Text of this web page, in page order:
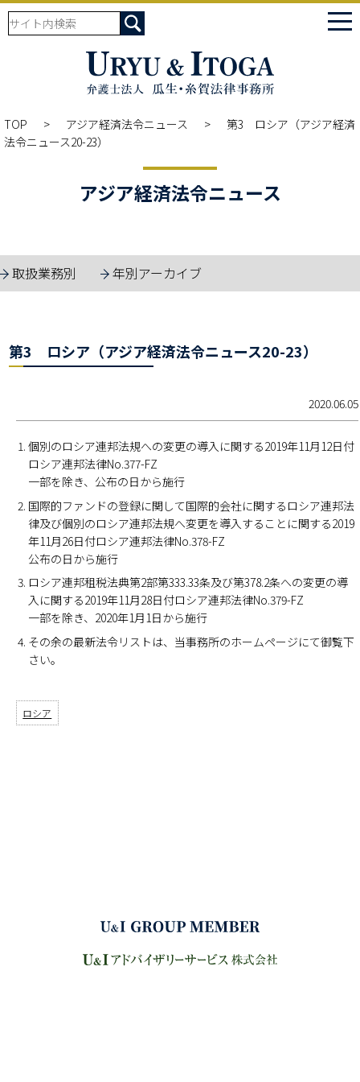
TOP アジア経済法令ニュース
第3 ロシア（アジア経済
法令ニュース20-23）
アジア経済法令ニュース
取扱業務別 年別アーカイブ
第3 ロシア（アジア経済法令ニュース20-23）
2020.06.05
個別のロシア連邦法規への変更の導入に関する2019年11月12日付
ロシア連邦法律No.377-FZ
一部を除き、公布の日から施行
国際的ファンドの登録に関して国際的会社に関するロシア連邦法
律及び個別のロシア連邦法規へ変更を導入することに関する2019
年11月26日付ロシア連邦法律No.378-FZ
公布の日から施行
ロシア連邦租税法典第2部第333.33条及び第378.2条への変更の導
入に関する2019年11月28日付ロシア連邦法律No.379-FZ
一部を除き、2020年1月1日から施行
その余の最新法令リストは、当事務所のホームページにて御覧下
さい。
ロシア